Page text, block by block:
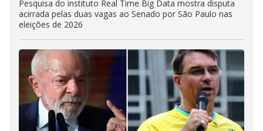
Pesquisa do instituto Real Time Big Data mostra disputa
acirrada pelas duas vagas ao Senado por São Paulo nas
eleições de 2026